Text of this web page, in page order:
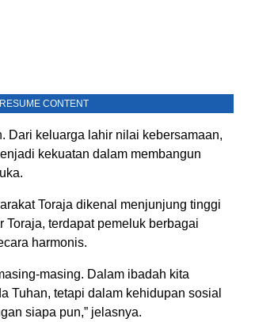
CONTENT
Dari keluarga lahir nilai kebersamaan,
kekuatan dalam membangun
Toraja dikenal menjunjung tinggi
terdapat pemeluk berbagai
harmonis.
masing. Dalam ibadah kita
Tuhan, tetapi dalam kehidupan sosial
siapa pun,” jelasnya.